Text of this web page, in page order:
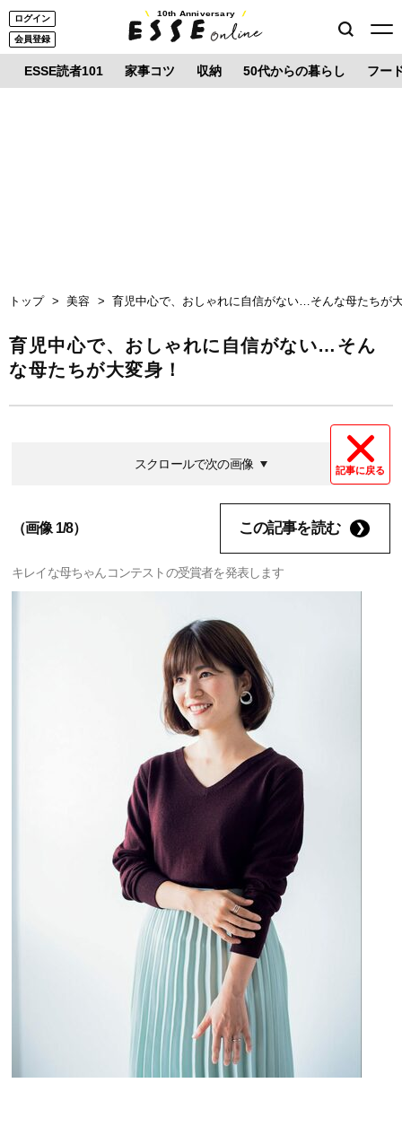
ログイン
会員登録
10th Anniversary
ESSE読者101 家事コツ 収納 50代からの暮らし フー
トップ 美容 育児中心で、おしゃれに自信がない…そんな母たちが
育児中心で、おしゃれに自信がない…そん
な母たちが大変身！
記事に戻る
スクロールで次の画像
（画像 1/8） この記事を読む
キレイな母ちゃんコンテストの受賞者を発表します